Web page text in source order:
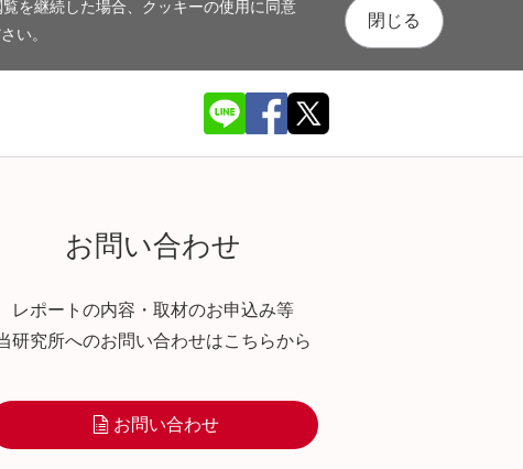
を継続した場合、クッキーの使用に同意
い。
閉じる
お問い合わせ
レポートの内容・取材のお申込み等
研究所へのお問い合わせはこちらから
お問い合わせ